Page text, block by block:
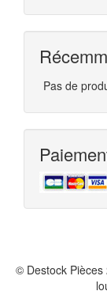
Pas de
© Destock